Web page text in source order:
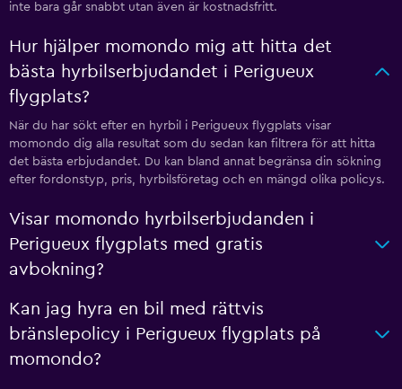
inte bara går snabbt utan även är kostnadsfritt.
Hur hjälper momondo mig att hitta det
bästa hyrbilserbjudandet i Perigueux
flygplats?
När du har sökt efter en hyrbil i Perigueux flygplats visar
momondo dig alla resultat som du sedan kan filtrera för att hitta
det bästa erbjudandet. Du kan bland annat begränsa din sökning
efter fordonstyp, pris, hyrbilsföretag och en mängd olika policys.
Visar momondo hyrbilserbjudanden i
Perigueux flygplats med gratis
avbokning?
Kan jag hyra en bil med rättvis
bränslepolicy i Perigueux flygplats på
momondo?